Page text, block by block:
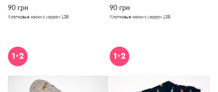
90 грн
Хлопковые носки с узором 138
90 грн
Хлопковые носки с узором 138